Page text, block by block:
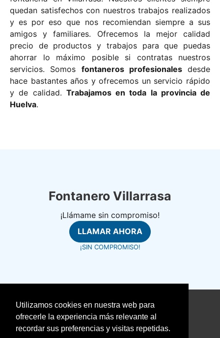
Utilizamos cookies en nuestra web para
ofrecerle la experiencia más relevante al
recordar sus preferencias y visitas repetidas.
quedan satisfechos con nuestros trabajos realizados
y es por eso que nos recomiendan siempre a sus
amigos y familiares. Ofrecemos la mejor calidad
precio de productos y trabajos para que puedas
ahorrar lo máximo posible si contratas nuestros
servicios. Somos fontaneros profesionalesdesde
hace bastantes años y ofrecemos un servicio rápido
y de calidad. Trabajamos en toda la provincia de
Huelva.
Fontanero Villarrasa
¡Llámame sin compromiso!
LLAMAR AHORA
¡SIN COMPROMISO!
©fontanerosrapidos.com
Aviso Legal